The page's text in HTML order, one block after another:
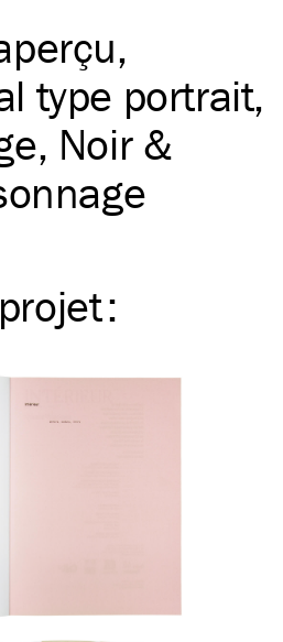
type portrait
Noir &
projet: